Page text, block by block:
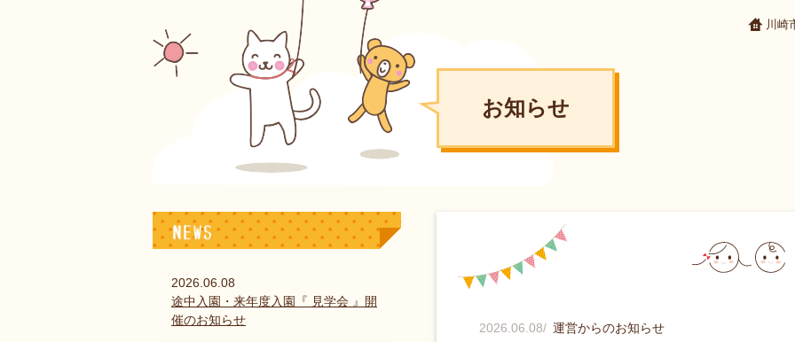
川崎
お知らせ
2026.06.08/ 運営からのお知らせ
2026.06.08
途中入園・来年度入園『 見学会 』開
催のお知らせ